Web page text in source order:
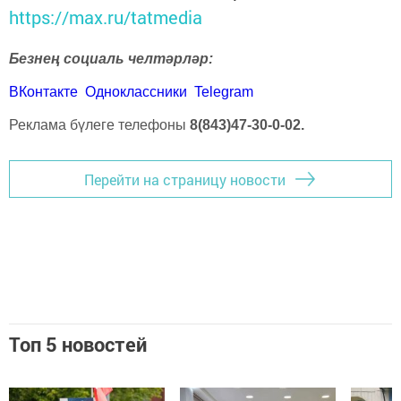
https://max.ru/tatmedia
Безнең социаль челтәрләр:
ВКонтакте Одноклассники Telegram
Реклама бүлеге телефоны 8(843)47-30-0-02.
Перейти на страницу новости
Топ 5 новостей